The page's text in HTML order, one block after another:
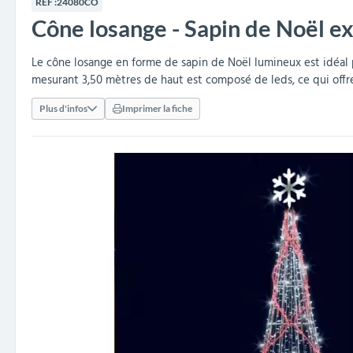
Embellissement et
fleurissement urbain
Cendriers urbains
Barrières de ville Arceaux de sécurité
Clous podotactiles et
rampes d'accès
Séparateurs de voies et
balises routières
Travaux publics &
Industries
Vestiaires Équipements sanitaires
Armoires et rangements Mobilier scolaire extérieur
Tables de cantine
réception
amovibles
Poteaux de guidage
Décorations de Noël
collectivités
collectivités
extérieurs
Structures aires de jeux
Baby-foots & Billards
Cône losange - Sapin de Noël
Le cône losange en forme de sapin de Noël lumineux est
mesurant 3,50 mètres de haut est composé de leds, ce qui
Plus d'infos Imprimer la fiche